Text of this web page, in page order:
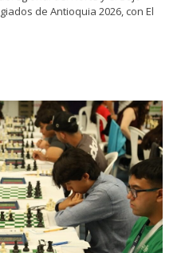
de Antioquia 2026, con El